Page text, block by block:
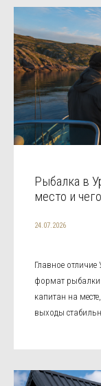
Рыбалка в
место и
24.07.2026
Главное
формат рыбалки
капитан на
выходы